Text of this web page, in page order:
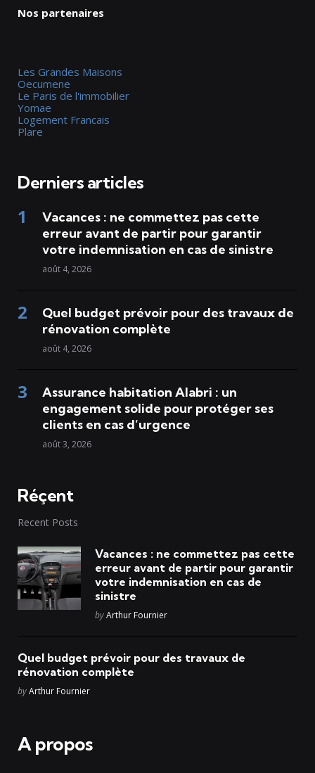
Nos partenaires
Les Grandes Maisons
Oecumene
Le Paris de l'immobilier
Yomae
Logement Francais
Plare
Derniers articles
Vacances : ne commettez pas cette
erreur avant de partir pour garantir
votre indemnisation en cas de sinistre
août 4, 2026
Quel budget prévoir pour des travaux de
rénovation complète
août 4, 2026
Assurance habitation Alabri : un
engagement solide pour protéger ses
clients en cas d’urgence
août 3, 2026
Réçent
Recent Posts
Vacances : ne commettez pas cette
erreur avant de partir pour garantir
votre indemnisation en cas de
sinistre
Posted
byArthur Fournier
Quel budget prévoir pour des travaux de
rénovation complète
Posted
byArthur Fournier
A propos